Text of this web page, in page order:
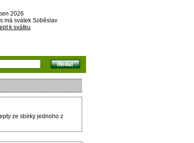
2026
má svátek Soběslav
k svátku
ze sbírky jednoho z